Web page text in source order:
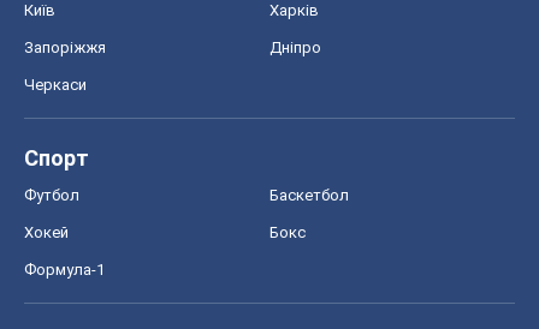
Київ Харків
Запоріжжя Дніпро
Черкаси
Спорт
Футбол Баскетбол
Хокей Бокс
Формула-1